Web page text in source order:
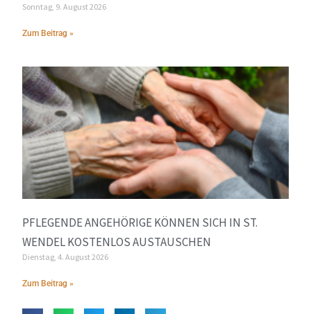
Sonntag, 9. August 2026
Zum Beitrag »
PFLEGENDE ANGEHÖRIGE KÖNNEN SICH IN ST.
WENDEL KOSTENLOS AUSTAUSCHEN
Dienstag, 4. August 2026
Zum Beitrag »